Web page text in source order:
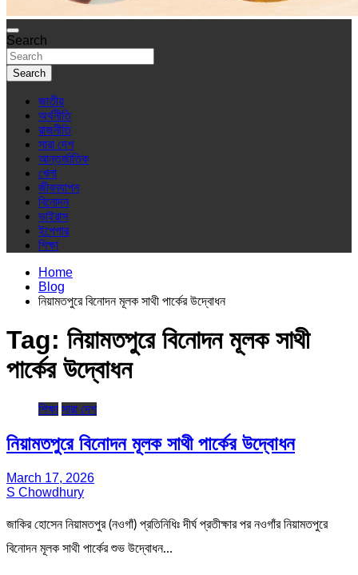
Search
Search
জাতীয়
অর্থনীতি
রাজনীতি
সারা দেশ
আন্তর্জাতিক
খেলা
জীবনযাপন
বিনোদন
ভাইরাস
ইপেপার
শিক্ষা
Home
Blog
নিয়ামতপুরে বিনোদন মূলক সাথী পার্কের উদ্বোধন
Tag: নিয়ামতপুরে বিনোদন মূলক সাথী
পার্কের উদ্বোধন
শিক্ষা সারা দেশ
নিয়ামতপুরে বিনোদন মূলক সাথী পার্কের উদ্বোধন
March 17, 2026
S Chowdhury
জাকির হোসেন নিয়ামতপুর (নওগাঁ) প্রতিনিধিঃ দীর্ঘ প্রতীক্ষার পর নওগাঁর নিয়ামতপুরে
বিনোদন মূলক সাথী পার্কের শুভ উদ্বোধন…